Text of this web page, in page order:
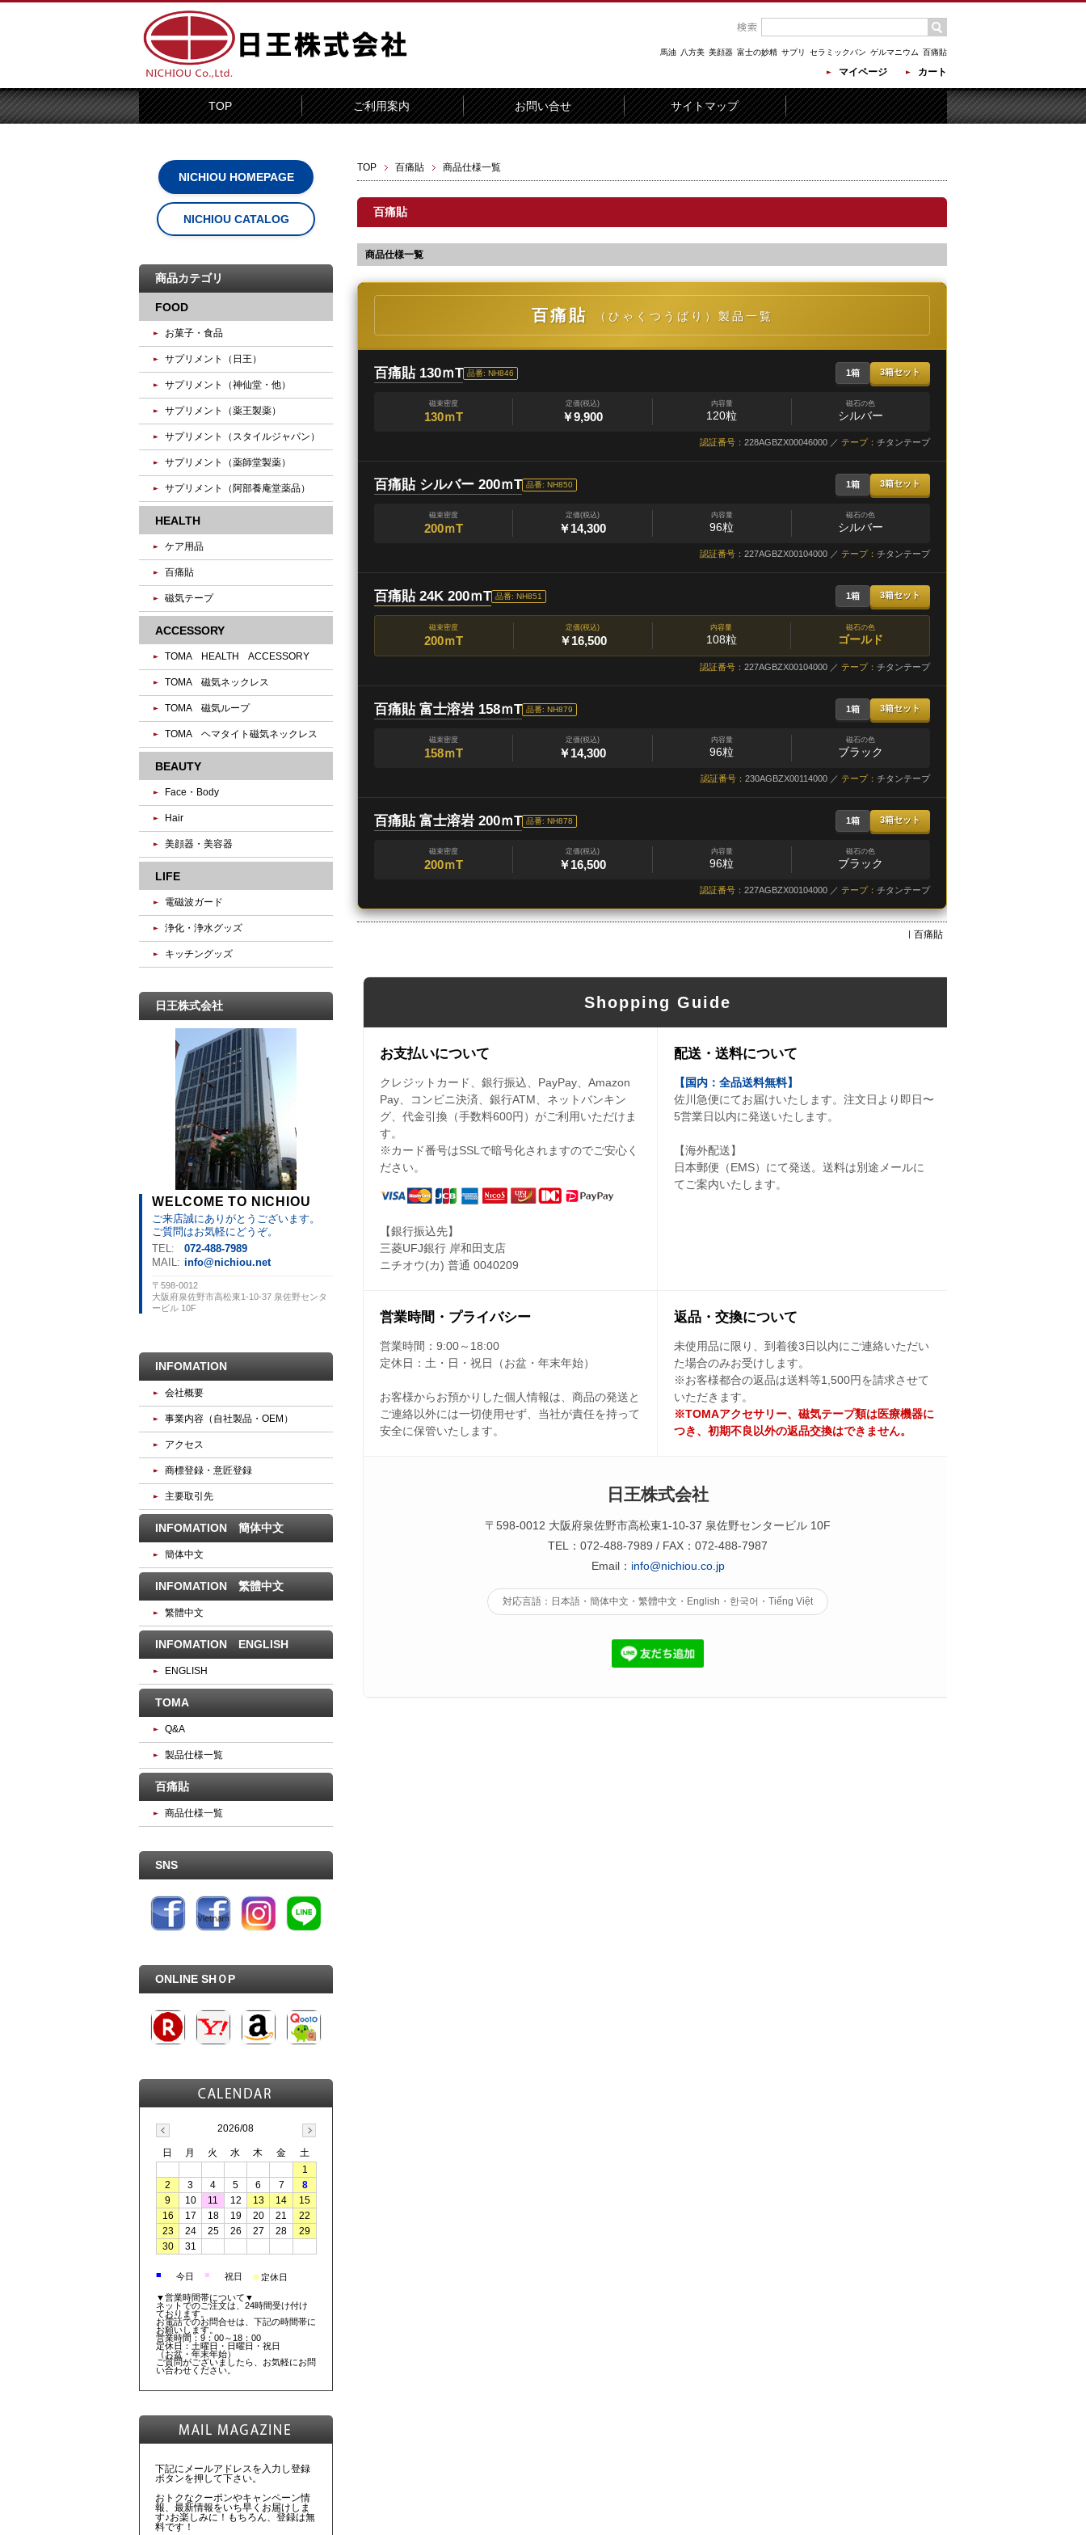
馬油 八方美 美顔器 富士の妙精 サプリ セラミックバン ゲルマニウム 百痛貼
マイページ カート
TOP ご利用案内 お問い合せ サイトマップ
TOP 百痛貼 商品仕様一覧
百痛貼
商品仕様一覧
百痛貼 （ひゃくつうばり）製品一覧
百痛貼 130ｍT 品番: NH846 1箱 3箱セット
磁束密度
130ｍT
定価(税込)
￥9,900
内容量
120粒
磁石の色
シルバー
認証番号： 228AGBZX00046000 ／ テープ： チタンテープ
百痛貼 シルバー 200ｍT 品番: NH850 1箱 3箱セット
磁束密度
200ｍT
定価(税込)
￥14,300
内容量
96粒
磁石の色
シルバー
認証番号： 227AGBZX00104000 ／ テープ： チタンテープ
百痛貼 24K 200ｍT 品番: NH851 1箱 3箱セット
磁束密度
200ｍT
定価(税込)
￥16,500
内容量
108粒
磁石の色
ゴールド
認証番号： 227AGBZX00104000 ／ テープ： チタンテープ
百痛貼 富士溶岩 158ｍT 品番: NH879 1箱 3箱セット
磁束密度
158ｍT
定価(税込)
￥14,300
内容量
96粒
磁石の色
ブラック
認証番号： 230AGBZX00114000 ／ テープ： チタンテープ
百痛貼 富士溶岩 200ｍT 品番: NH878 1箱 3箱セット
磁束密度
200ｍT
定価(税込)
￥16,500
内容量
96粒
磁石の色
ブラック
認証番号： 227AGBZX00104000 ／ テープ： チタンテープ
百痛貼
Shopping Guide
お支払いについて
クレジットカード、銀行振込、PayPay、Amazon
Pay、コンビニ決済、銀行ATM、ネットバンキン
グ、代金引換（手数料600円）がご利用いただけま
す。
※カード番号はSSLで暗号化されますのでご安心く
ださい。
【銀行振込先】
三菱UFJ銀行 岸和田支店
ニチオウ(カ) 普通 0040209
配送・送料について
【国内：全品送料無料】
佐川急便にてお届けいたします。注文日より即日〜
5営業日以内に発送いたします。
【海外配送】
日本郵便（EMS）にて発送。送料は別途メールに
てご案内いたします。
営業時間・プライバシー
営業時間： 9:00～18:00
定休日： 土・日・祝日（お盆・年末年始）
お客様からお預かりした個人情報は、商品の発送と
ご連絡以外には一切使用せず、当社が責任を持って
安全に保管いたします。
返品・交換について
未使用品に限り、到着後3日以内にご連絡いただい
た場合のみお受けします。
※お客様都合の返品は送料等1,500円を請求させて
いただきます。
※TOMAアクセサリー、磁気テープ類は医療機器に
つき、初期不良以外の返品交換はできません。
日王株式会社
〒598-0012 大阪府泉佐野市高松東1-10-37 泉佐野センタービル 10F
TEL：072-488-7989 / FAX：072-488-7987
Email： info@nichiou.co.jp
対応言語：日本語・簡体中文・繁體中文・English・한국어・Tiếng Việt
NICHIOU HOMEPAGE
NICHIOU CATALOG
商品カテゴリ
FOOD
お菓子・食品
サプリメント（日王）
サプリメント（神仙堂・他）
サプリメント（薬王製薬）
サプリメント（スタイルジャパン）
サプリメント（薬師堂製薬）
サプリメント（阿部養庵堂薬品）
HEALTH
ケア用品
百痛貼
磁気テープ
ACCESSORY
TOMA HEALTH ACCESSORY
TOMA 磁気ネックレス
TOMA 磁気ループ
TOMA ヘマタイト磁気ネックレス
BEAUTY
Face・Body
Hair
美顔器・美容器
LIFE
電磁波ガード
浄化・浄水グッズ
キッチングッズ
日王株式会社
WELCOME TO NICHIOU
ご来店誠にありがとうございます。
ご質問はお気軽にどうぞ。
TEL:
072-488-7989
MAIL: info@nichiou.net
〒598-0012
大阪府泉佐野市高松東1-10-37 泉佐野センタ
ービル 10F
INFOMATION
会社概要
事業内容（自社製品・OEM）
アクセス
商標登録・意匠登録
主要取引先
INFOMATION 簡体中文
簡体中文
INFOMATION 繁體中文
繁體中文
INFOMATION ENGLISH
ENGLISH
TOMA
Q&A
製品仕様一覧
百痛貼
商品仕様一覧
SNS
ONLINE SHＯP
2026/08
日 月 火 水 木 金
土
1
2
3 4 5 6 7
8
9
10 11 12 13 14
15
16
17 18 19 20 21
22
23
24 25 26 27 28
29
30
31
■ 今日 ■ 祝日 ■ 定休日
▼営業時間帯について▼
ネットでのご注文は、24時間受け付け
ております。
お電話でのお問合せは、下記の時間帯に
お願いします。
営業時間：9：00～18：00
定休日：土曜日・日曜日・祝日
（お盆・年末年始）
ご質問がございましたら、お気軽にお問
い合わせください。
下記にメールアドレスを入力し登録
ボタンを押して下さい。
おトクなクーポンやキャンペーン情
報、最新情報をいち早くお届けしま
す♪お楽しみに！もちろん、登録は無
料です！